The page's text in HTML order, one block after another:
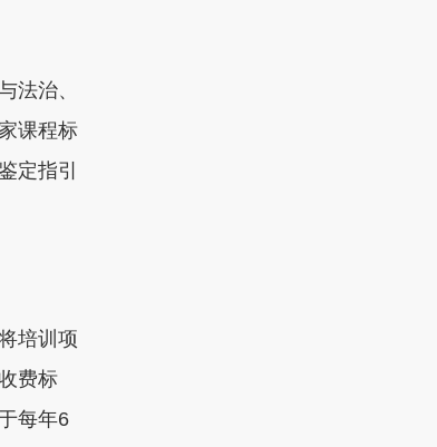
法治、
课程标
定指引
培训项
费标
每年6